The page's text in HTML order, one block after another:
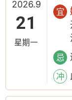
2026.9
21
星期一
宜
忌
冲